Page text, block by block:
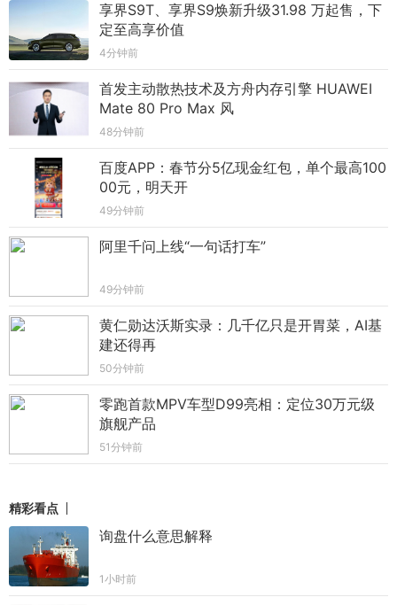
享界S9T、享界S9焕新升级31.98 万起售，下
定至高享价值
4分钟前
首发主动散热技术及方舟内存引擎 HUAWEI
Mate 80 Pro Max 风
48分钟前
百度APP：春节分5亿现金红包，单个最高100
00元，明天开
49分钟前
阿里千问上线“一句话打车”
49分钟前
黄仁勋达沃斯实录：几千亿只是开胃菜，AI基
建还得再
50分钟前
零跑首款MPV车型D99亮相：定位30万元级
旗舰产品
51分钟前
精彩看点
询盘什么意思解释
1小时前